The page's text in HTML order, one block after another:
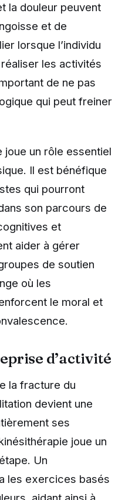
la douleur peuvent
et de
lorsque l’individu
les activités
de ne pas
qui peut freiner
joue un rôle essentiel
Il est bénéfique
qui pourront
son parcours de
et
aider à gérer
de soutien
où les
le moral et
d’activité
la fracture du
devient une
ses
joue un
Un
les exercices basés